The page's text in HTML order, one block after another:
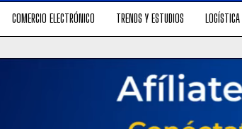
COMERCIO ELECTRÓNICO TRENDS Y ESTUDIOS LOGÍSTICA